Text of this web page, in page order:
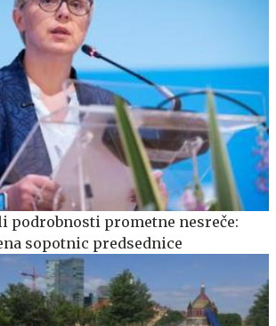
podrobnosti prometne nesreče:
sopotnic predsednice